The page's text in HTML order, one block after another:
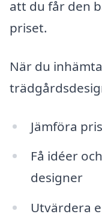
att du får den
priset.
När du
Jämföra
Få idéer
designer
Utvärdera